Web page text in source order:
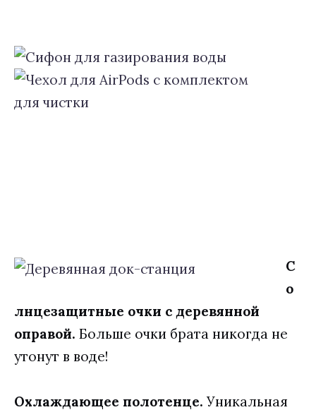
С
о
лнцезащитные очки с деревянной
оправой. Больше очки брата никогда не
утонут в воде!
Охлаждающее полотенце. Уникальная